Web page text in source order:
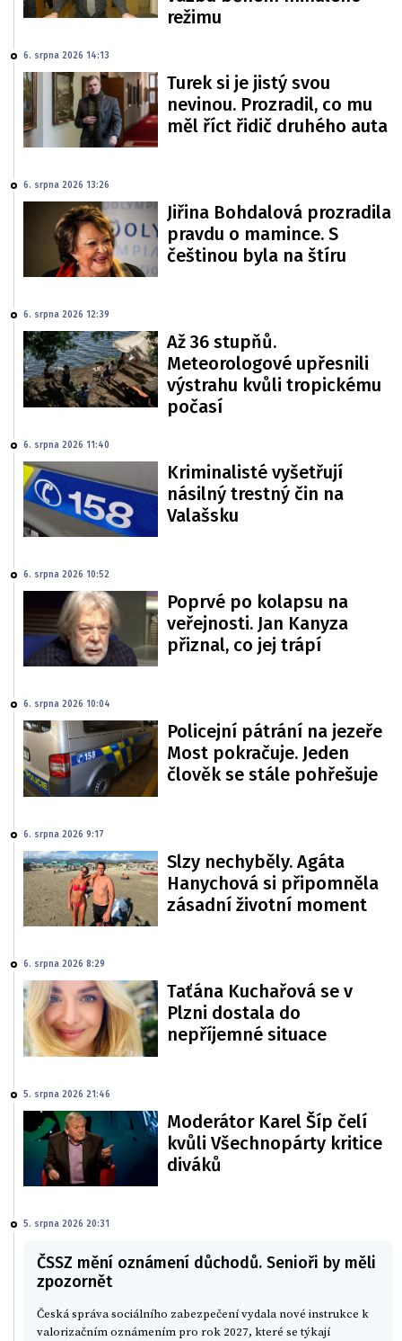
režimu
6. srpna 2026 14:13
Turek si je jistý svou
nevinou. Prozradil, co mu
měl říct řidič druhého auta
6. srpna 2026 13:26
Jiřina Bohdalová prozradila
pravdu o mamince. S
češtinou byla na štíru
6. srpna 2026 12:39
Až 36 stupňů.
Meteorologové upřesnili
výstrahu kvůli tropickému
počasí
6. srpna 2026 11:40
Kriminalisté vyšetřují
násilný trestný čin na
Valašsku
6. srpna 2026 10:52
Poprvé po kolapsu na
veřejnosti. Jan Kanyza
přiznal, co jej trápí
6. srpna 2026 10:04
Policejní pátrání na jezeře
Most pokračuje. Jeden
člověk se stále pohřešuje
6. srpna 2026 9:17
Slzy nechyběly. Agáta
Hanychová si připomněla
zásadní životní moment
6. srpna 2026 8:29
Taťána Kuchařová se v
Plzni dostala do
nepříjemné situace
5. srpna 2026 21:46
Moderátor Karel Šíp čelí
kvůli Všechnopárty kritice
diváků
5. srpna 2026 20:31
ČSSZ mění oznámení důchodů. Senioři by měli
zpozornět
Česká správa sociálního zabezpečení vydala nové instrukce k
valorizačním oznámením pro rok 2027, které se týkají